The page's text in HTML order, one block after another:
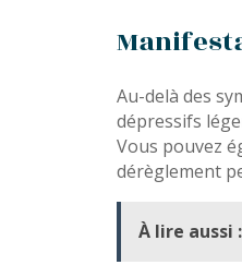
Au-delà des
dépressifs
Vous pouvez
dérèglement
À lire aussi :